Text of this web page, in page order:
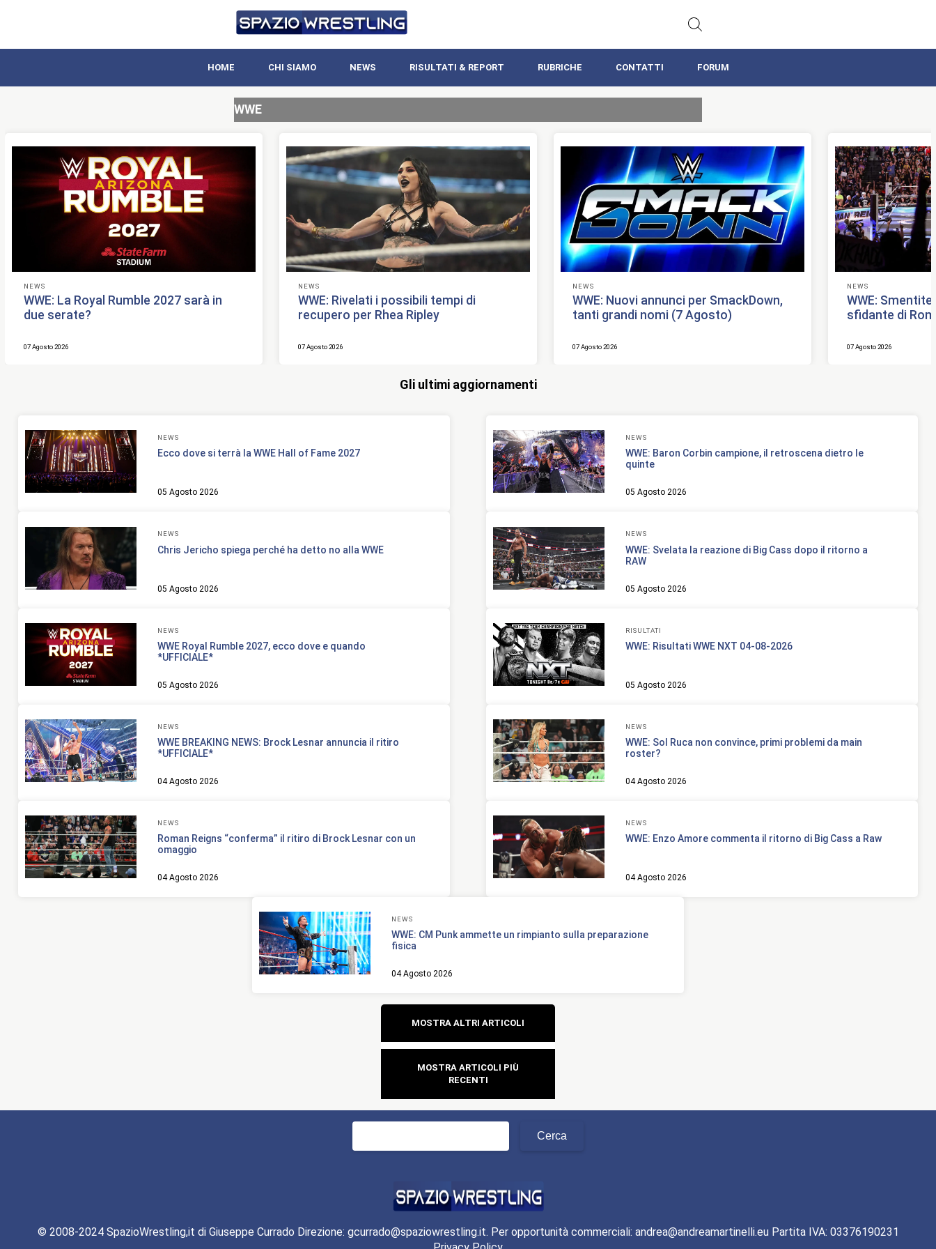
HOME CHI SIAMO NEWS RISULTATI & REPORT RUBRICHE CONTATTI FORUM
WWE
NEWS
WWE: La Royal Rumble 2027 sarà in
due serate?
07 Agosto 2026
NEWS
WWE: Rivelati i possibili tempi di
recupero per Rhea Ripley
07 Agosto 2026
NEWS
WWE: Nuovi annunci per SmackDown,
tanti grandi nomi (7 Agosto)
07 Agosto 2026
NEWS
WWE:
sfidante di
07 Agosto 2026
Gli ultimi aggiornamenti
NEWS
Ecco dove si terrà la WWE Hall of Fame 2027
05 Agosto 2026
NEWS
WWE: Baron Corbin campione, il retroscena dietro le
quinte
05 Agosto 2026
NEWS
Chris Jericho spiega perché ha detto no alla WWE
05 Agosto 2026
NEWS
WWE: Svelata la reazione di Big Cass dopo il ritorno a
RAW
05 Agosto 2026
NEWS
WWE Royal Rumble 2027, ecco dove e quando
*UFFICIALE*
05 Agosto 2026
RISULTATI
WWE: Risultati WWE NXT 04-08-2026
05 Agosto 2026
NEWS
WWE BREAKING NEWS: Brock Lesnar annuncia il ritiro
*UFFICIALE*
04 Agosto 2026
NEWS
WWE: Sol Ruca non convince, primi problemi da main
roster?
04 Agosto 2026
NEWS
Roman Reigns “conferma” il ritiro di Brock Lesnar con un
omaggio
04 Agosto 2026
NEWS
WWE: Enzo Amore commenta il ritorno di Big Cass a Raw
04 Agosto 2026
NEWS
WWE: CM Punk ammette un rimpianto sulla preparazione
fisica
04 Agosto 2026
Navigazione
articoli
MOSTRA ALTRI ARTICOLI
MOSTRA ARTICOLI PIÙ
RECENTI
© 2008-2024 SpazioWrestling,it di Giuseppe Currado Direzione: gcurrado@spaziowrestling.it. Per opportunità commerciali: andrea@andreamartinelli.eu Partita IVA: 03376190231